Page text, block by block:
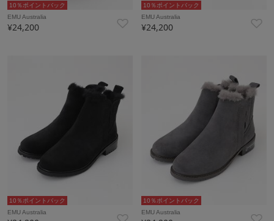
10％ポイントバック
EMU Australia
¥24,200
10％ポイントバック
EMU Australia
¥24,200
10％ポイントバック
EMU Australia
10％ポイントバック
EMU Australia